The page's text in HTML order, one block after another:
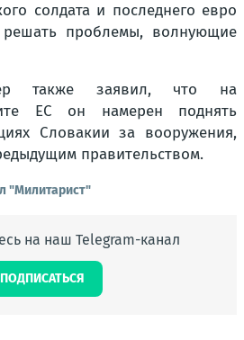
солдата и последнего евро
решать проблемы, волнующие
также заявил, что на
ЕС он намерен поднять
Словакии за вооружения,
правительством.
"Милитарист"
на наш Telegram-канал
ПОДПИСАТЬСЯ